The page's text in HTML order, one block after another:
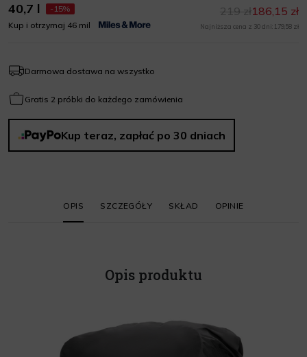
40,7 l
-15%
Kup i otrzymaj 46 mil
186,15 zł
219 zł
Najniższa cena z 30 dni: 179,58 zł
Darmowa dostawa na wszystko
Gratis 2 próbki do każdego zamówienia
Kup teraz, zapłać po 30 dniach
OPIS SZCZEGÓŁY SKŁAD OPINIE
Opis produktu